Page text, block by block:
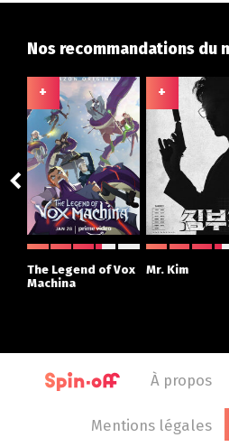
Nos recommandations du
+
The Legend of Vox
Machina
+
Mr. Kim
À propos
Mentions légales